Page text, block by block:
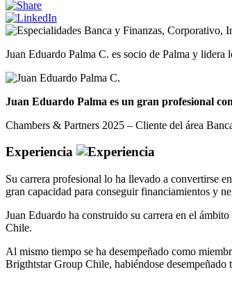
Banca y Finanzas, Corporativo,
Juan Eduardo Palma C. es socio de Palma y
Juan Eduardo Palma es un gran profesional
Chambers & Partners 2025 – Cliente del área
Experiencia
Su carrera profesional lo ha llevado a convertirse
gran capacidad para conseguir financiamientos y
Juan Eduardo ha construido su carrera en el
Chile.
Al mismo tiempo se ha desempeñado como
Brigthtstar Group Chile, habiéndose